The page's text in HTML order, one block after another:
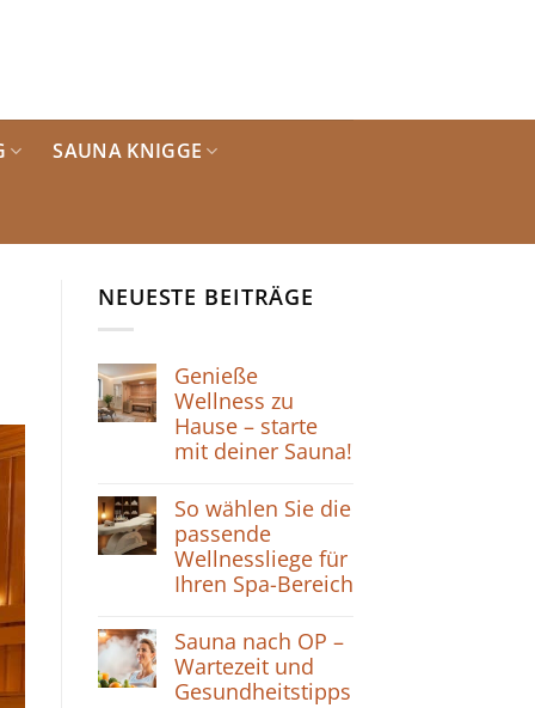
SAUNA KNIGGE
NEUESTE BEITRÄGE
Genieße
Wellness zu
Hause – starte
mit deiner Sauna!
So wählen Sie die
passende
Wellnessliege für
Ihren Spa-Bereich
Sauna nach OP –
Wartezeit und
Gesundheitstipps